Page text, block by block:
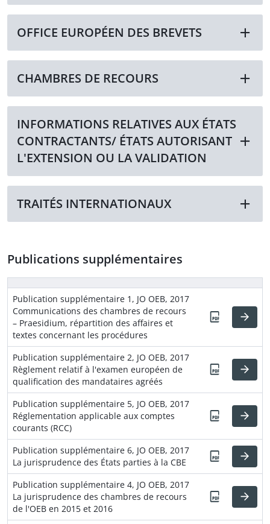
OFFICE EUROPÉEN DES BREVETS
CHAMBRES DE RECOURS
INFORMATIONS RELATIVES AUX ÉTATS
CONTRACTANTS/ ÉTATS AUTORISANT
L'EXTENSION OU LA VALIDATION
TRAITÉS INTERNATIONAUX
Publications supplémentaires
Publication supplémentaire 1, JO OEB, 2017
Communications des chambres de recours
– Praesidium, répartition des affaires et
textes concernant les procédures
Publication supplémentaire 2, JO OEB, 2017
Règlement relatif à l'examen européen de
qualification des mandataires agréés
Publication supplémentaire 5, JO OEB, 2017
Réglementation applicable aux comptes
courants (RCC)
Publication supplémentaire 6, JO OEB, 2017
La jurisprudence des États parties à la CBE
Publication supplémentaire 4, JO OEB, 2017
La jurisprudence des chambres de recours
de l'OEB en 2015 et 2016